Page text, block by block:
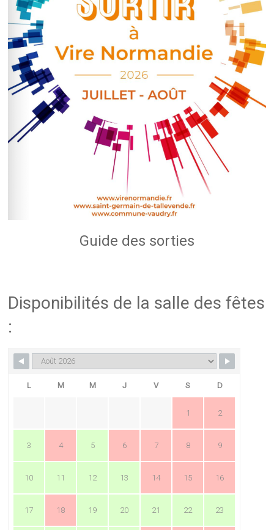
Guide des sorties
Disponibilités de la salle des fêtes
:
L M M J V S D
1 2
3 4 5 6 7 8 9
10 11 12 13 14 15 16
17 18 19 20 21 22 23